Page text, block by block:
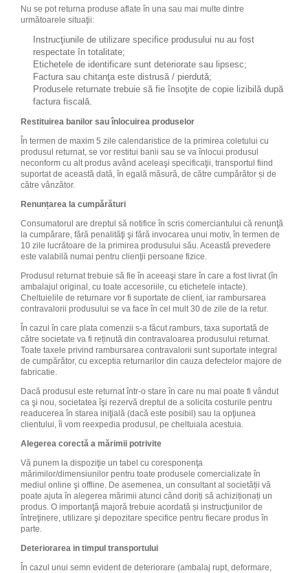
Nu se pot returna produse aflate în una sau mai multe dintre
următoarele situaţii:
Instrucţiunile de utilizare specifice produsului nu au fost
respectate în totalitate;
Etichetele de identificare sunt deteriorate sau lipsesc;
Factura sau chitanţa este distrusă / pierdută;
Produsele returnate trebuie să fie însoţite de copie lizibilă după
factura fiscală.
Restituirea banilor sau înlocuirea produselor
În termen de maxim 5 zile calendaristice de la primirea coletului cu
produsul returnat, se vor restitui banii sau se va înlocui produsul
neconform cu alt produs având aceleaşi specificaţii, transportul fiind
suportat de această dată, în egală măsură, de către cumpărător și de
către vânzător.
Renunțarea la cumpărături
Consumatorul are dreptul să notifice în scris comerciantului că renunţă
la cumpărare, fără penalităţi şi fără invocarea unui motiv, în termen de
10 zile lucrătoare de la primirea produsului său. Această prevedere
este valabilă numai pentru clienţii persoane fizice.
Produsul returnat trebuie să fie în aceeaşi stare în care a fost livrat (în
ambalajul original, cu toate accesoriile, cu etichetele intacte).
Cheltuielile de returnare vor fi suportate de client, iar rambursarea
contravalorii produsului se va face în cel mult 30 de zile de la retur.
În cazul în care plata comenzii s-a făcut ramburs, taxa suportată de
către societate va fi reținută din contravaloarea produsului returnat.
Toate taxele privind rambursarea contravalorii sunt suportate integral
de cumpărător, cu exceptia returnarilor din cauza defectelor majore de
fabricatie.
Dacă produsul este returnat într-o stare în care nu mai poate fi vândut
ca şi nou, societatea îşi rezervă dreptul de a solicita costurile pentru
readucerea în starea iniţială (dacă este posibil) sau la opţiunea
clientului, îi vom reexpedia produsul, pe cheltuiala acestuia.
Alegerea corectă a mărimii potrivite
Vă punem la dispoziţie un tabel cu coresponenţa
mărimilor/dimensiunilor pentru toate produsele comercializate în
mediul online şi offline. De asemenea, un consultant al societății vă
poate ajuta în alegerea mărimii atunci când doriți să achiziționați un
produs. O importanţă majoră trebuie acordată și instrucţiunilor de
întreţinere, utilizare şi depozitare specifice pentru fiecare produs în
parte.
Deteriorarea in timpul transportului
În cazul unui semn evident de deteriorare (ambalaj rupt, deformare,